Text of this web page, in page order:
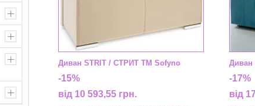
Диван STRIT / СТРИТ ТМ Sofyno
-15%
від 10 593,55 грн.
Диван
-17%
від